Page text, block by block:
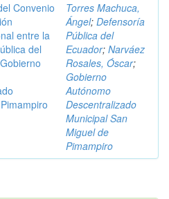
Convenio
entre la
del
Torres Machuca,
Ángel; Defensoría
Pública del
Ecuador; Narváez
Rosales, Óscar;
Gobierno
Autónomo
Descentralizado
Municipal San
Miguel de
Pimampiro